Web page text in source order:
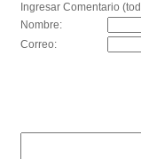
Ingresar Comentario
Nombre:
Correo: